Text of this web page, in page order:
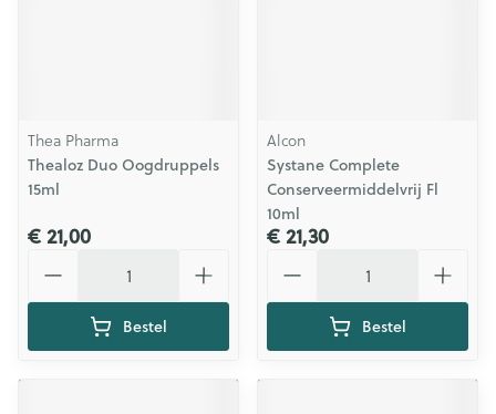
Thea Pharma
Thealoz Duo Oogdruppels
15ml
€ 21,00
Bestel
Alcon
Systane Complete
Conserveermiddelvrij Fl
10ml
€ 21,30
Bestel